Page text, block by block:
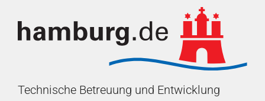
Technische Betreuung und Entwicklung